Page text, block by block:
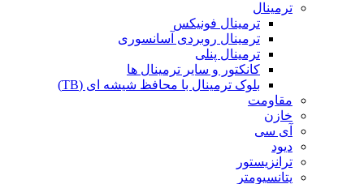
ترمینال
ترمینال فونیکس
ترمینال روبردی آسانسوری
ترمینال پنلی
کانکتور و سایر ترمینال ها
بلوک ترمینال با محافظ شیشه ای (TB)
مقاومت
خازن
آی سی
دیود
ترانزیستور
پتانسیومتر